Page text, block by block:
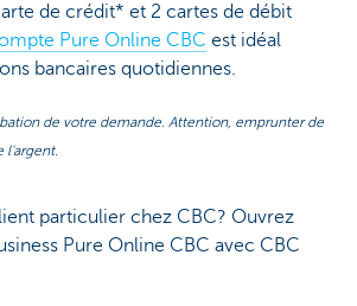
de crédit* et 2 cartes de débit
Pure Online CBC est idéal
bancaires quotidiennes.
de votre demande. Attention, emprunter de
l'argent.
particulier chez CBC? Ouvrez
Pure Online CBC avec CBC